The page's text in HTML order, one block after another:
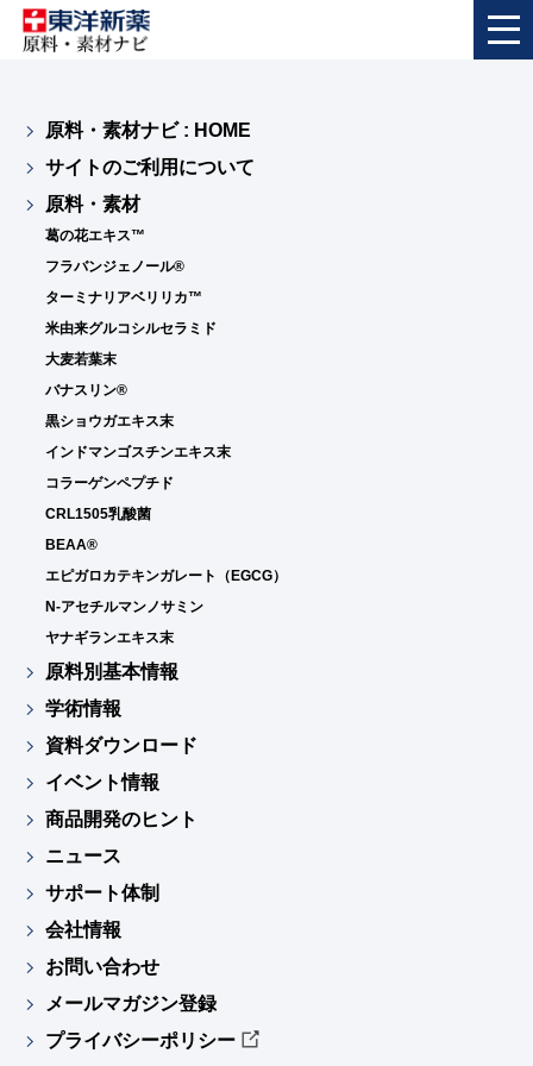
原料・素材ナビ : HOME
サイトのご利用について
原料・素材
葛の花エキス™
フラバンジェノール®
ターミナリアベリリカ™
米由来グルコシルセラミド
大麦若葉末
バナスリン®
黒ショウガエキス末
インドマンゴスチンエキス末
コラーゲンペプチド
CRL1505乳酸菌
BEAA®
エピガロカテキンガレート（EGCG）
N-アセチルマンノサミン
ヤナギランエキス末
原料別基本情報
学術情報
資料ダウンロード
イベント情報
商品開発のヒント
ニュース
サポート体制
会社情報
お問い合わせ
メールマガジン登録
プライバシーポリシー